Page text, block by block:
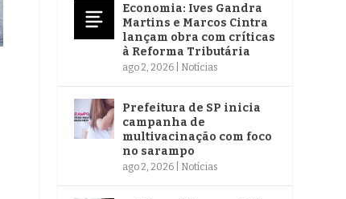
Economia: Ives Gandra
Martins e Marcos Cintra
lançam obra com críticas
à Reforma Tributária
ago 2, 2026 Notícias
Prefeitura de SP inicia
campanha de
multivacinação com foco
no sarampo
ago 2, 2026 Notícias